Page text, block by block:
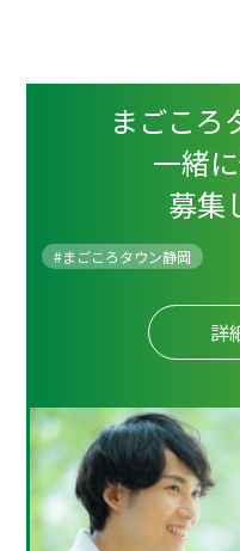
まごころ
一緒
募集
#まごころタウン静岡
詳